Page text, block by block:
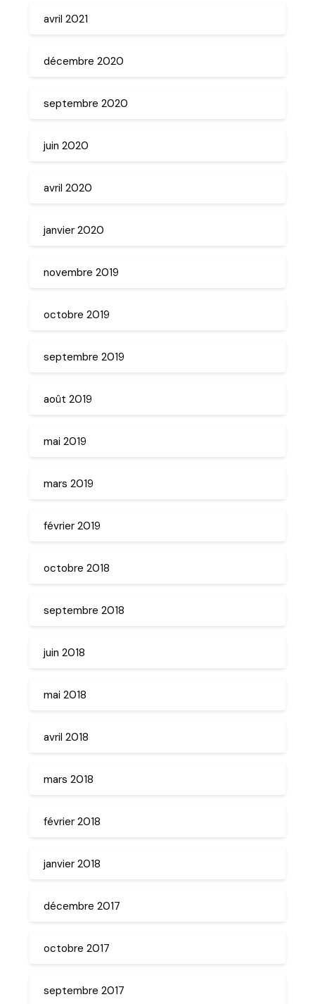
avril 2021
décembre 2020
septembre 2020
juin 2020
avril 2020
janvier 2020
novembre 2019
octobre 2019
septembre 2019
août 2019
mai 2019
mars 2019
février 2019
octobre 2018
septembre 2018
juin 2018
mai 2018
avril 2018
mars 2018
février 2018
janvier 2018
décembre 2017
octobre 2017
septembre 2017